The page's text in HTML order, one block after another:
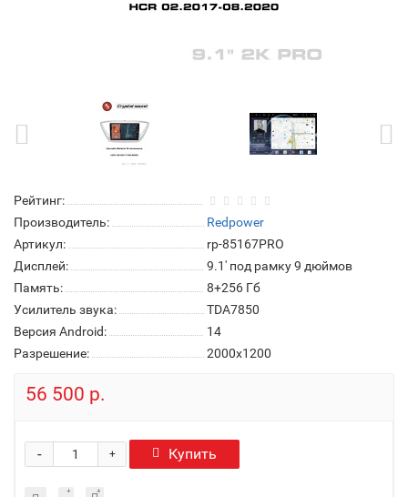
Рейтинг:
Производитель:
Redpower
Артикул:
rp-85167PRO
Дисплей:
9.1' под рамку 9 дюймов
Память:
8+256 Гб
Усилитель звука:
TDA7850
Версия Android:
14
Разрешение:
2000x1200
56 500 р.
+
- Купить